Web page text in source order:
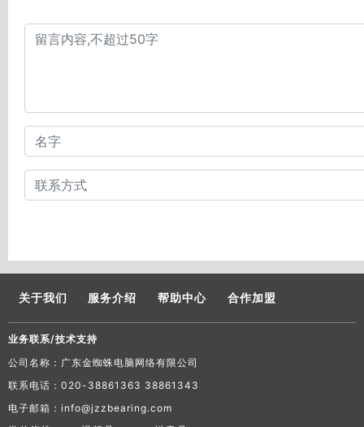
关于我们 服务介绍 帮助中心 合作加盟
业务联系/技术支持
公司名称：广东金蜘蛛电脑网络有限公司
联系电话：020-38861363 38861343
电子邮箱：info@jzzbearing.com